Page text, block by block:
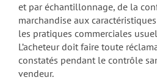
et par échantillonnage, de la
marchandise aux
les pratiques commerciales
L’acheteur doit faire toute
constatés pendant le contrôle
vendeur.